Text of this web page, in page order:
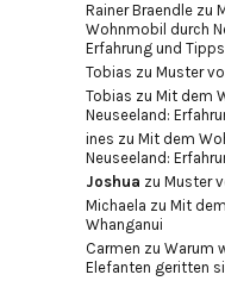
Rainer Braendle zu
Wohnmobil durch
Erfahrung und Tipps
Tobias zu Muster
Tobias zu Mit dem
Neuseeland:
ines zu Mit dem
Neuseeland:
Joshua zu Muster
Michaela zu Mit
Whanganui
Carmen zu Warum
Elefanten geritten